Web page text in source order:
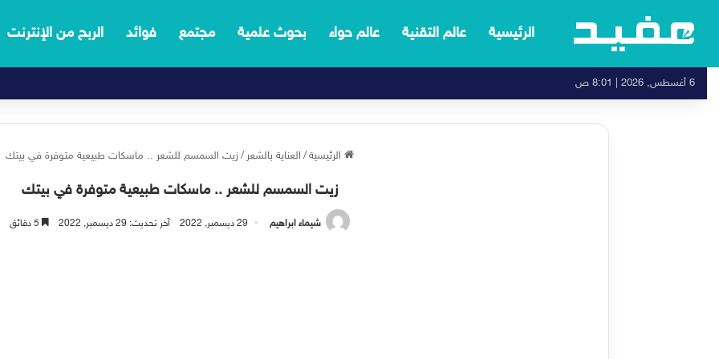
الرئيسية عالم التقنية عالم حواء بحوث علمية مجتمع فوائد الربح من الإنترنت
6 أغسطس, 2026 | 8:01 ص
الرئيسية/ العناية بالشعر / زيت السمسم للشعر .. ماسكات طبيعية متوفرة في بيتك
زيت السمسم للشعر .. ماسكات طبيعية متوفرة في بيتك
شيماء ابراهيم 29 ديسمبر, 2022 آخر تحديث: 29 ديسمبر, 2022